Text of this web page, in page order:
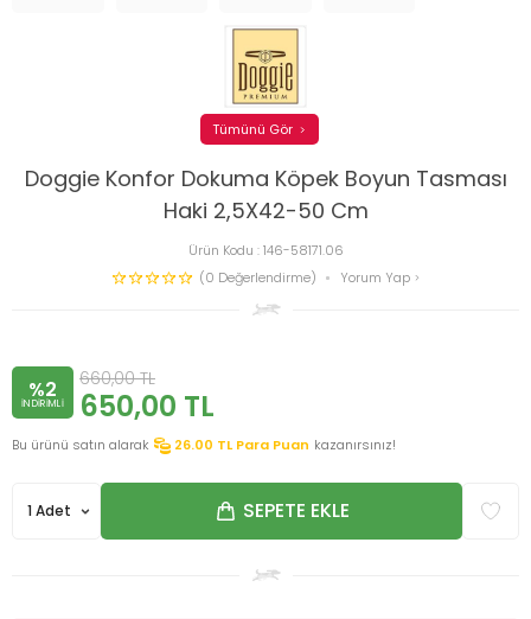
Doggie Konfor Dokuma Köpek Boyun Tasması
Haki 2,5X42-50 Cm
Ürün Kodu :146-58171.06
(0 Değerlendirme)
Yorum Yap
Tümünü Gör
%2
INDIRIMLI
660,00TL
650,00 TL
Bu ürünü satın alarak 26.00 TL Para Puan kazanırsınız!
SEPETE EKLE